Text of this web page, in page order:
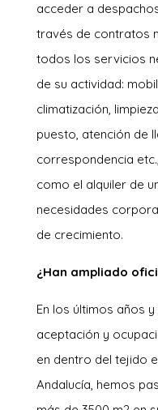
acceder a
través de contratos
todos los servicios
de su actividad:
climatización,
puesto, atención de
correspondencia
como el alquiler de
necesidades
de crecimiento.
¿Han ampliado
En los últimos años
aceptación y
en dentro del tejido
Andalucía, hemos